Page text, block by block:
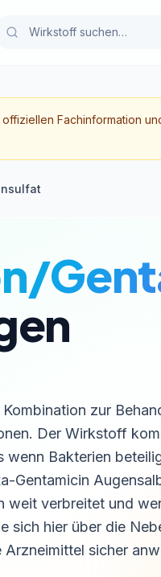
Fachinformation
zur
Der Wirkstoff
wenn Bakterien
Gentamicin
verbreitet und
sich hier über die
sicher